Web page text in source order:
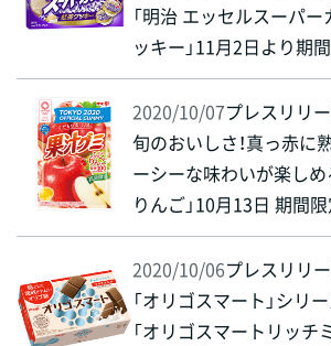
「明治 エッセルスーパ
ッキー」11月2日より期
2020/10/07プレスリリ
旬のおいしさ！真っ赤に
ーシーな味わいが楽しめ
りんご」10月13日 期間
2020/10/06プレスリリ
「オリゴスマート」シリ
「オリゴスマートリッチ